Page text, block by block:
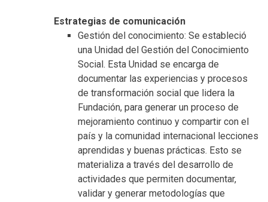
Estrategias de comunicación
Gestión del conocimiento: Se estableció
una Unidad del Gestión del Conocimiento
Social. Esta Unidad se encarga de
documentar las experiencias y procesos
de transformación social que lidera la
Fundación, para generar un proceso de
mejoramiento continuo y compartir con el
país y la comunidad internacional lecciones
aprendidas y buenas prácticas. Esto se
materializa a través del desarrollo de
actividades que permiten documentar,
validar y generar metodologías que